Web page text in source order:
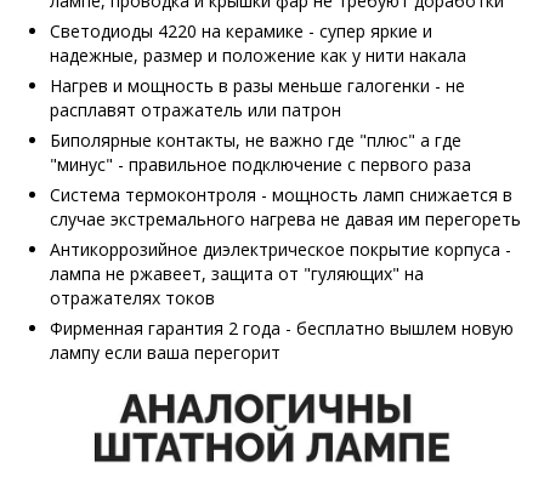
Светодиоды 4220 на керамике - супер яркие и
надежные, размер и положение как у нити накала
Нагрев и мощность в разы меньше галогенки - не
расплавят отражатель или патрон
Биполярные контакты, не важно где "плюс" а где
"минус" - правильное подключение с первого раза
Система термоконтроля - мощность ламп снижается в
случае экстремального нагрева не давая им перегореть
Антикоррозийное диэлектрическое покрытие корпуса -
лампа не ржавеет, защита от "гуляющих" на
отражателях токов
Фирменная гарантия 2 года - бесплатно вышлем новую
лампу если ваша перегорит